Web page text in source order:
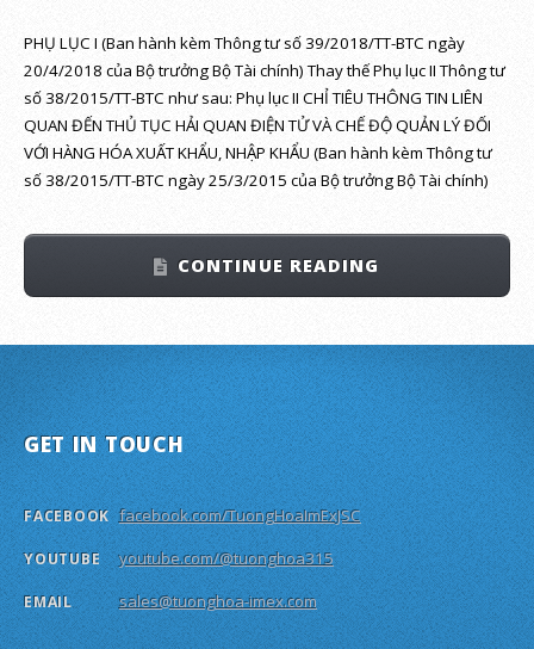
PHỤ LỤC I (Ban hành kèm Thông tư số 39/2018/TT-BTC ngày
20/4/2018 của Bộ trưởng Bộ Tài chính) Thay thế Phụ lục II Thông tư
số 38/2015/TT-BTC như sau: Phụ lục II CHỈ TIÊU THÔNG TIN LIÊN
QUAN ĐẾN THỦ TỤC HẢI QUAN ĐIỆN TỬ VÀ CHẾ ĐỘ QUẢN LÝ ĐỐI
VỚI HÀNG HÓA XUẤT KHẨU, NHẬP KHẨU (Ban hành kèm Thông tư
số 38/2015/TT-BTC ngày 25/3/2015 của Bộ trưởng Bộ Tài chính)
CONTINUE READING
GET IN TOUCH
FACEBOOK facebook.com/TuongHoaImExJSC
YOUTUBE youtube.com/@tuonghoa315
EMAIL sales@tuonghoa-imex.com